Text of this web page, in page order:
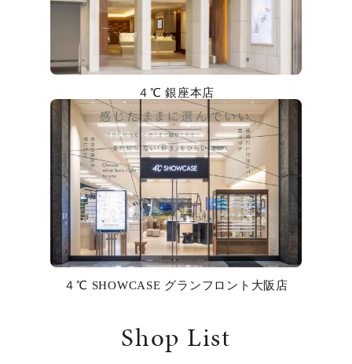
ファッションテイスト
着用シーン
４℃ 銀座本店
４℃ SHOWCASE グランフロント大阪店
Shop List